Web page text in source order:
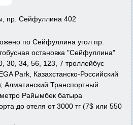
пр. Сейфуллина 402
по Сейфуллина угол пр.
остановка "Сейфуллина"
30, 34, 56, 123, 7 троллейбус
Park, Казахстанско-Российский
Алматинский Транспортный
Райымбек батыра
до отеля от 3000 тг (7$ или 550